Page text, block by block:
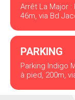
Arrêt La Major :
46m, via Bd
PARKING
Parking Indigo
à pied, 200m,